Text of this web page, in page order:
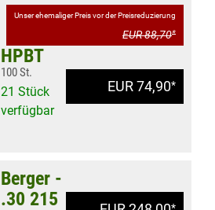
Unser ehemaliger Preis vor der Preisreduzierung
EUR 88,70*
EUR 74,90*
HPBT
100 St.
21 Stück
verfügbar
*
Berger -
.30 215